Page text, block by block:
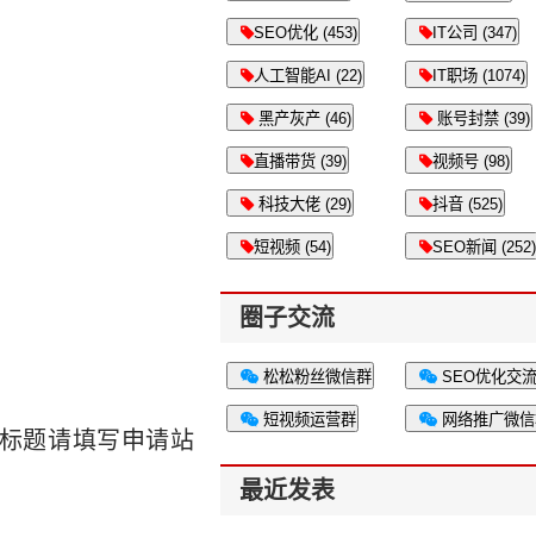
题请填写申请站
SEO优化 (453) IT公司 (347)
人工智能AI (22) IT职场 (1074)
黑产灰产 (46) 账号封禁 (39)
直播带货 (39) 视频号 (98)
科技大佬 (29) 抖音 (525)
短视频 (54) SEO新闻 (252)
圈子交流
松松粉丝微信群 SEO优化交
短视频运营群 网络推广微
最近发表